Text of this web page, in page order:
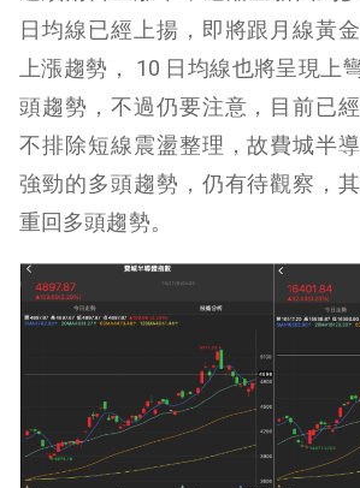
日均線已經上揚，即將跟月線黃
上漲趨勢， 10 日均線也將呈現上
頭趨勢，不過仍要注意，目前已
不排除短線震盪整理，故費城半
強勁的多頭趨勢，仍有待觀察，
重回多頭趨勢。